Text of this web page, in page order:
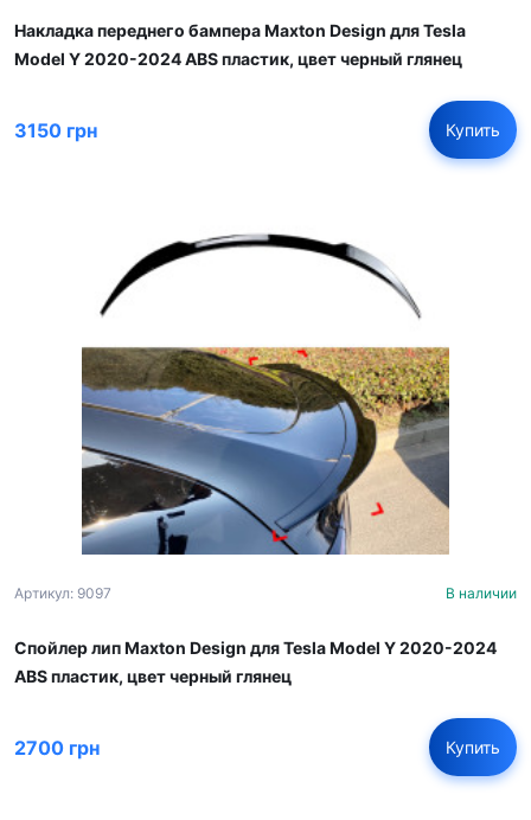
Накладка переднего бампера Maxton Design для Tesla
Model Y 2020-2024 ABS пластик, цвет черный глянец
3150 грн Купить
Артикул: 9097 В наличии
Спойлер лип Maxton Design для Tesla Model Y 2020-2024
ABS пластик, цвет черный глянец
2700 грн Купить